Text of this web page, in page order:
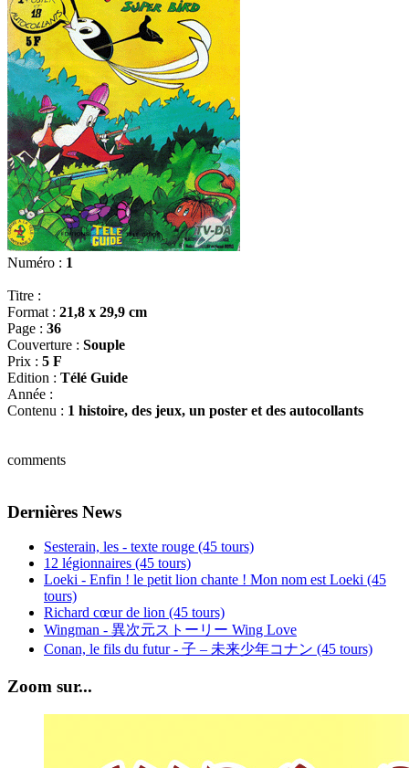
Numéro : 1
Titre :
Format : 21,8 x 29,9 cm
Page : 36
Couverture : Souple
Prix : 5 F
Edition : Télé Guide
Année :
Contenu : 1 histoire, des jeux, un poster et des autocollants
comments
Dernières News
Sesterain, les - texte rouge (45 tours)
12 légionnaires (45 tours)
Loeki - Enfin ! le petit lion chante ! Mon nom est Loeki (45
tours)
Richard cœur de lion (45 tours)
Wingman - 異次元ストーリー Wing Love
Conan, le fils du futur - 子 – 未来少年コナン (45 tours)
Zoom sur...